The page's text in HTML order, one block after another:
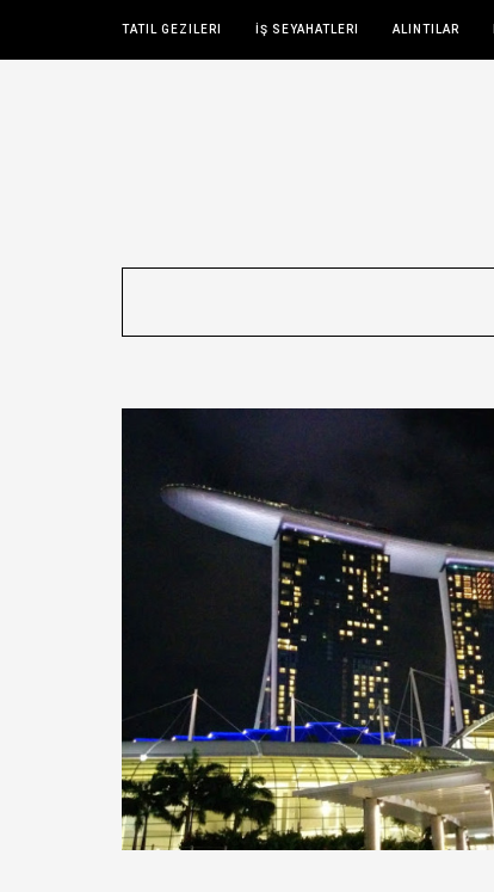
TATIL GEZILERI İŞ SEYAHATLERI ALINTILAR